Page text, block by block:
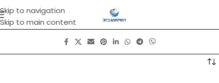
Skip to navigation
Skip to main content